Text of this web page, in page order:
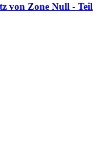
von Zone Null - Teil